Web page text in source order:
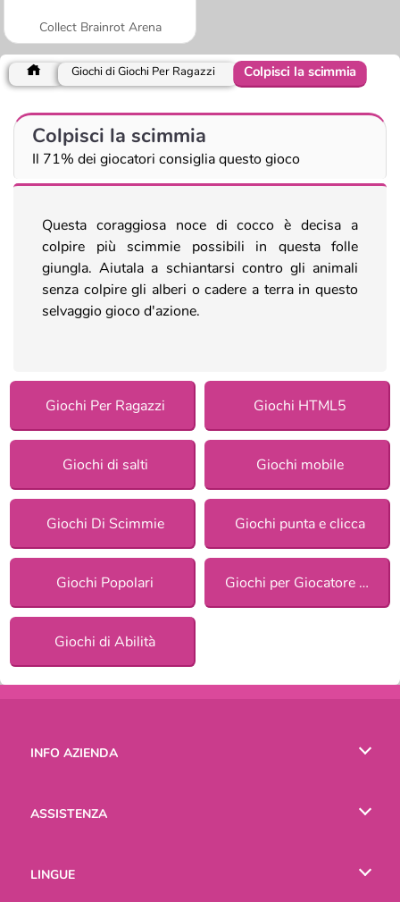
Collect Brainrot Arena
Giochi di Giochi Per Ragazzi Colpisci la scimmia
Colpisci la scimmia
Il 71% dei giocatori consiglia questo gioco
Questa coraggiosa noce di cocco è decisa a
colpire più scimmie possibili in questa folle
giungla. Aiutala a schiantarsi contro gli animali
senza colpire gli alberi o cadere a terra in questo
selvaggio gioco d'azione.
Giochi Per Ragazzi Giochi HTML5
Giochi di salti Giochi mobile
Giochi Di Scimmie Giochi punta e clicca
Giochi Popolari Giochi per Giocatore Singolo
Giochi di Abilità
INFO AZIENDA
ASSISTENZA
LINGUE